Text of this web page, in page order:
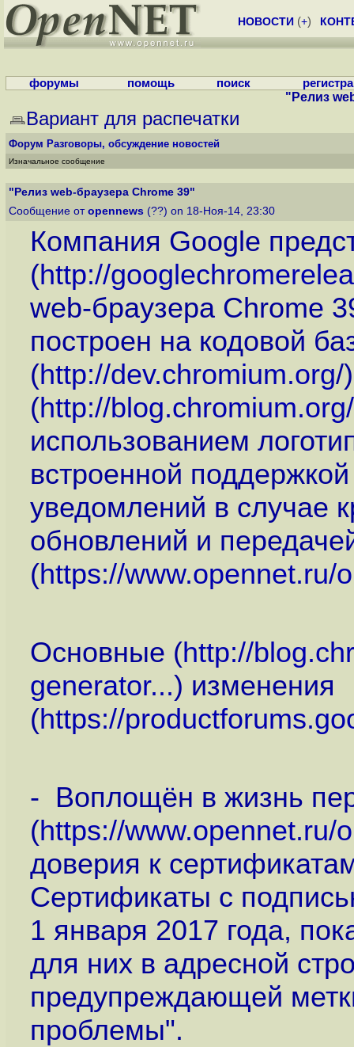
НОВОСТИ (+)
форумы помощь поиск
"Релиз
Вариант для распечатки
Форум Разговоры, обсуждение новостей
Изначальное сообщение
"Релиз web-браузера Chrome 39"
Сообщение от opennews (??) on 18-Ноя-14, 23:30
Компания Google
(http://
web-браузера Chrome
построен на кодовой
(http://dev.chromium.org/
(http://
использованием
встроенной
уведомлений в случае
обновлений и
(https://www.opennet.ru/
Основные (http://
generator...) изменения
(https://
- Воплощён в жизнь
(https://www.opennet.ru/
доверия к
Сертификаты c
1 января 2017 года,
для них в адресной
предупреждающей
проблемы".